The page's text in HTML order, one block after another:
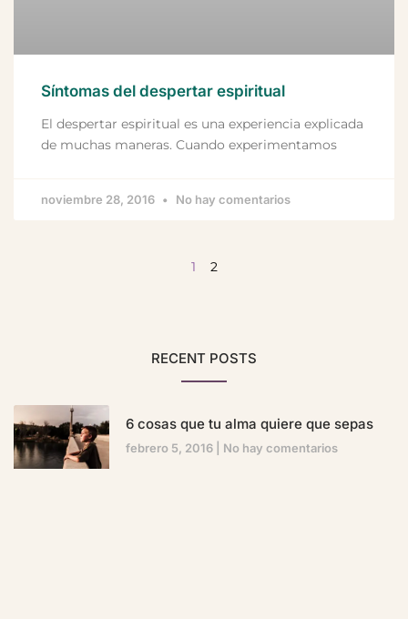
Síntomas del despertar espiritual
El despertar espiritual es una experiencia explicada
de muchas maneras. Cuando experimentamos
noviembre 28, 2016 No hay comentarios
1 2
RECENT POSTS
6 cosas que tu alma quiere que sepas
febrero 5, 2016 No hay comentarios